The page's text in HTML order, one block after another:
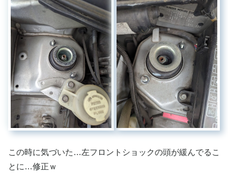
この時に気づいた…左フロントショックの頭が緩んでるこ
とに…修正ｗ